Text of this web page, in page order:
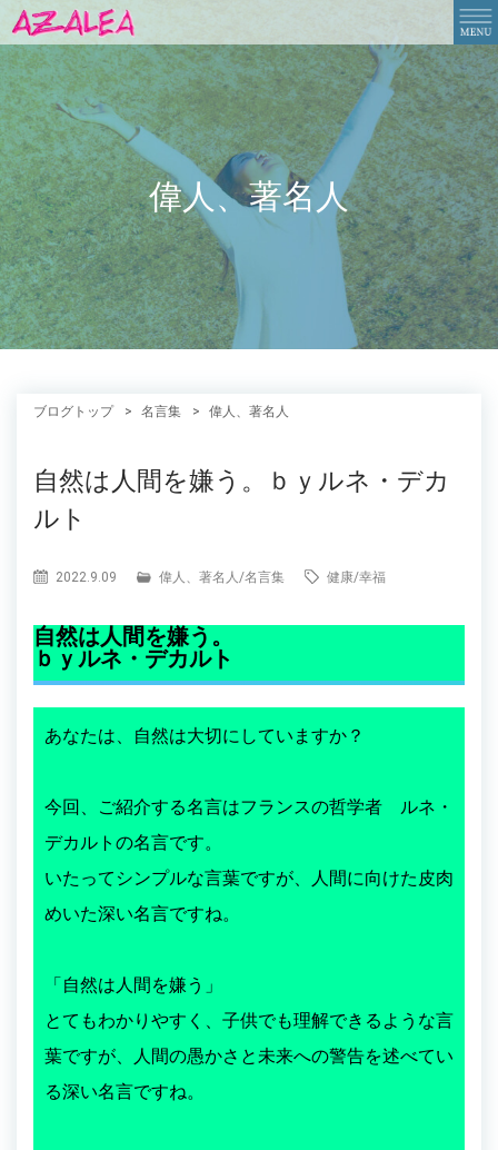
偉人、著名人
ブログトップ 名言集 偉人、著名人
自然は人間を嫌う。ｂｙルネ・デカ
ルト
2022.9.09 偉人、著名人 /名言集 健康/幸福
自然は人間を嫌う。
ｂｙルネ・デカルト
あなたは、自然は大切にしていますか？
今回、ご紹介する名言はフランスの哲学者 ルネ・
デカルトの名言です。
いたってシンプルな言葉ですが、人間に向けた皮肉
めいた深い名言ですね。
「自然は人間を嫌う」
とてもわかりやすく、子供でも理解できるような言
葉ですが、人間の愚かさと未来への警告を述べてい
る深い名言ですね。